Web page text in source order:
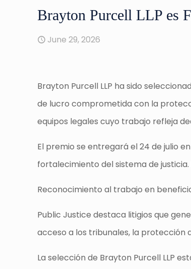
Brayton Purcell LLP es
June 29, 2026
Brayton Purcell LLP ha sido
de lucro comprometida con la
equipos legales cuyo trabajo refleja
El premio se entregará el 24 de julio
fortalecimiento del sistema de
Reconocimiento al trabajo en
Public Justice destaca litigios que
acceso a los tribunales, la protección
La selección de Brayton Purcell LLP